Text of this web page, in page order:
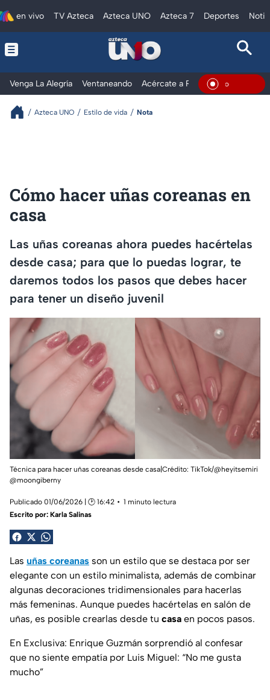
en vivo TV Azteca Azteca UNO Azteca 7 Deportes
Venga La Alegría Ventaneando Acércate a Rocío Al ExtremoEn Vivo
Azteca UNO Estilo de vida Nota
Cómo hacer uñas coreanas en
casa
Las uñas coreanas ahora puedes hacértelas
desde casa; para que lo puedas lograr, te
daremos todos los pasos que debes hacer
para tener un diseño juvenil
Técnica para hacer uñas coreanas desde casa|Crédito: TikTok/@heyitsemiri
@moongiberny
Publicado 01/06/2026 | 🕑 16:42
1 minuto lectura
Escrito por: Karla Salinas
Las uñas coreanas son un estilo que se destaca por ser
elegante con un estilo minimalista, además de combinar
algunas decoraciones tridimensionales para hacerlas
más femeninas. Aunque puedes hacértelas en salón de
uñas, es posible crearlas desde tu casa en pocos pasos.
En Exclusiva: Enrique Guzmán sorprendió al confesar
que no siente empatía por Luis Miguel: “No me gusta
mucho”